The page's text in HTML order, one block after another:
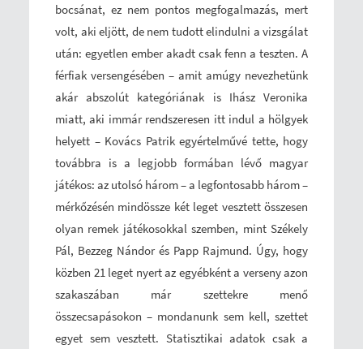
bocsánat, ez nem pontos megfogalmazás, mert
volt, aki eljött, de nem tudott elindulni a vizsgálat
után: egyetlen ember akadt csak fenn a teszten. A
férfiak versengésében – amit amúgy nevezhetünk
akár abszolút kategóriának is Ihász Veronika
miatt, aki immár rendszeresen itt indul a hölgyek
helyett – Kovács Patrik egyértelművé tette, hogy
továbbra is a legjobb formában lévő magyar
játékos: az utolsó három – a legfontosabb három –
mérkőzésén mindössze két leget vesztett összesen
olyan remek játékosokkal szemben, mint Székely
Pál, Bezzeg Nándor és Papp Rajmund. Úgy, hogy
közben 21 leget nyert az egyébként a verseny azon
szakaszában már szettekre menő
összecsapásokon – mondanunk sem kell, szettet
egyet sem vesztett. Statisztikai adatok csak a